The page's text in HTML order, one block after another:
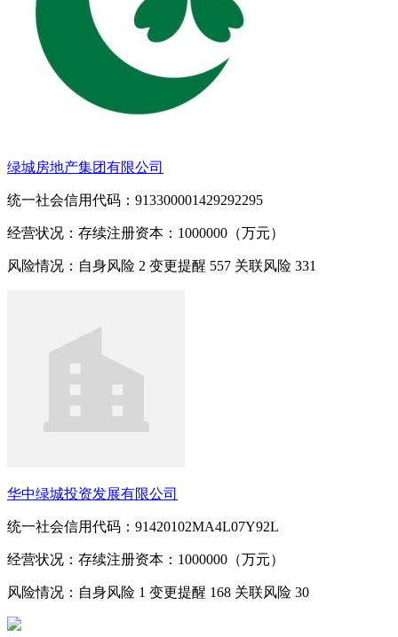
绿城房地产集团有限公司
统一社会信用代码：913300001429292295
经营状况：存续注册资本：1000000（万元）
风险情况：自身风险 2 变更提醒 557 关联风险 331
华中绿城投资发展有限公司
统一社会信用代码：91420102MA4L07Y92L
经营状况：存续注册资本：1000000（万元）
风险情况：自身风险 1 变更提醒 168 关联风险 30